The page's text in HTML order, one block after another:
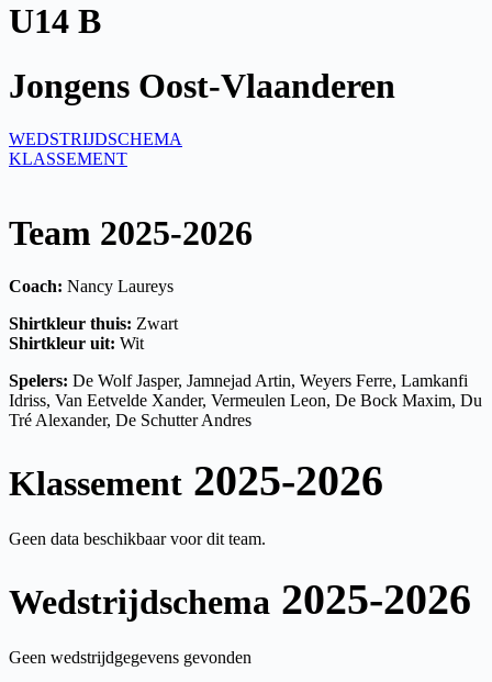
U14 B
Jongens Oost-Vlaanderen
WEDSTRIJDSCHEMA
KLASSEMENT
Team 2025-2026
Coach: Nancy Laureys
Shirtkleur thuis: Zwart
Shirtkleur uit: Wit
Spelers: De Wolf Jasper, Jamnejad Artin, Weyers Ferre, Lamkanfi
Idriss, Van Eetvelde Xander, Vermeulen Leon, De Bock Maxim, Du
Tré Alexander, De Schutter Andres
Klassement 2025-2026
Geen data beschikbaar voor dit team.
Wedstrijdschema 2025-2026
Geen wedstrijdgegevens gevonden